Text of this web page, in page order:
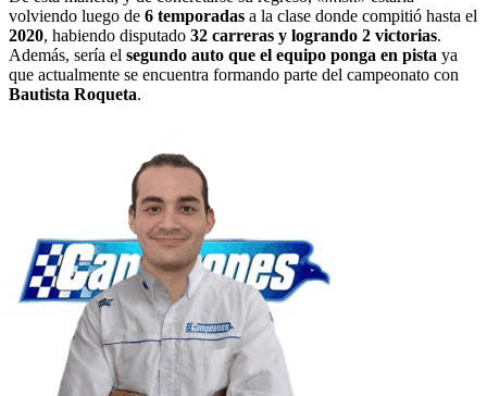
volviendo luego de 6 temporadas a la clase donde compitió hasta el
2020, habiendo disputado 32 carreras y logrando 2 victorias.
Además, sería el segundo auto que el equipo ponga en pista ya
que actualmente se encuentra formando parte del campeonato con
Bautista Roqueta.